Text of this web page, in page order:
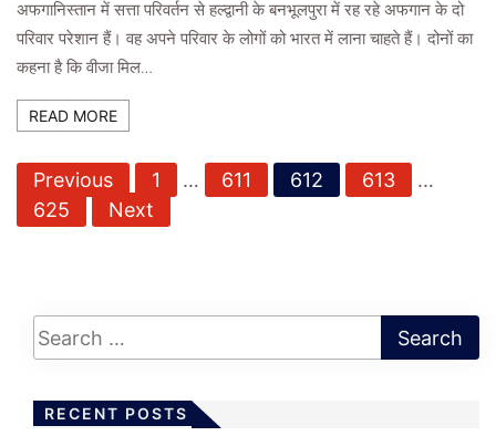
अफगानिस्तान में सत्ता परिवर्तन से हल्द्वानी के बनभूलपुरा में रह रहे अफगान के दो
परिवार परेशान हैं। वह अपने परिवार के लोगों को भारत में लाना चाहते हैं। दोनों का
कहना है कि वीजा मिल…
READ MORE
P
g
Previous 1 … 611 612 613
…
625
Next
RECENT POSTS